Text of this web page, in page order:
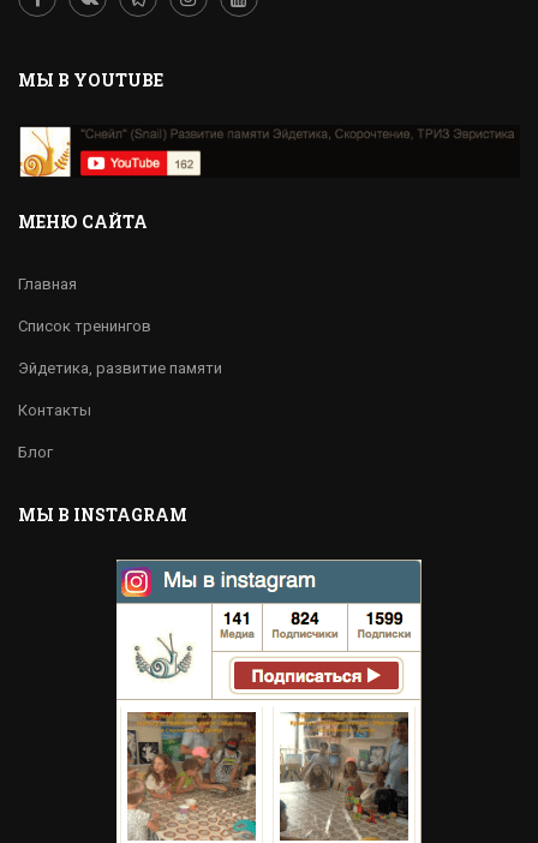
MЫ В YOUTUBE
МЕНЮ САЙТА
Главная
Список тренингов
Эйдетика, развитие памяти
Контакты
Блог
МЫ В INSTAGRAM